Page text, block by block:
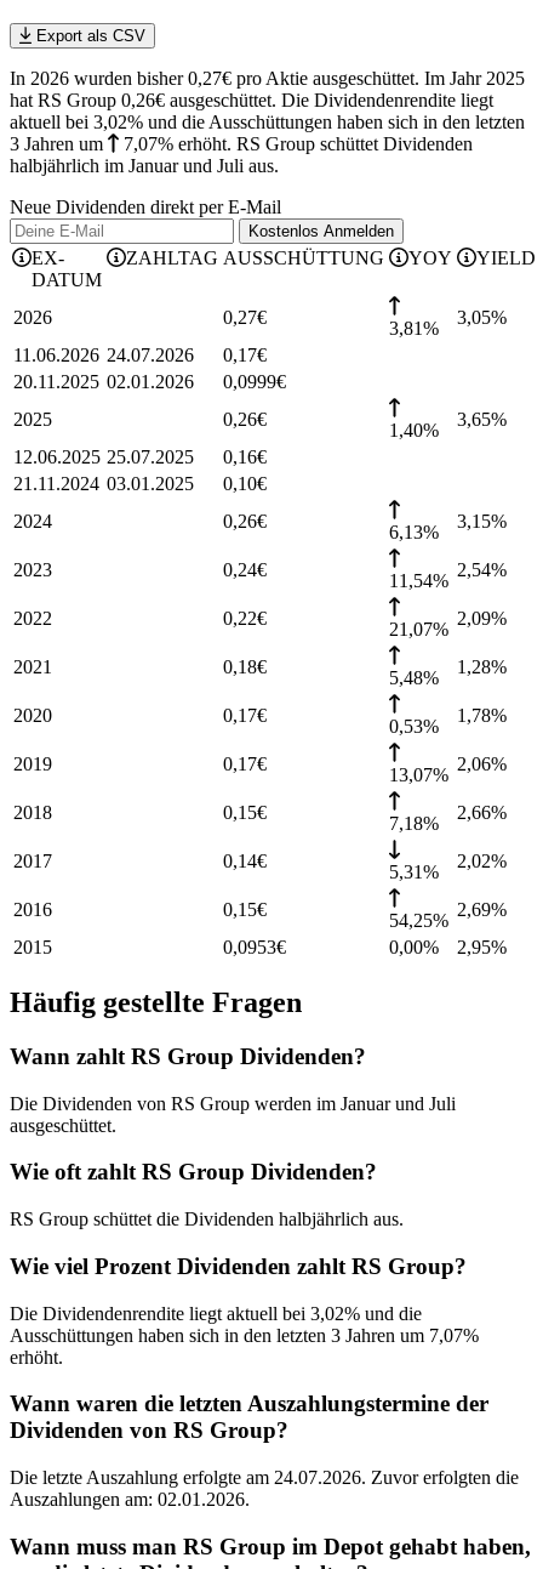
Export als CSV
In 2026 wurden bisher 0,27€ pro Aktie ausgeschüttet. Im Jahr 2025
hat RS Group 0,26€ ausgeschüttet. Die Dividendenrendite liegt
aktuell bei 3,02% und die Ausschüttungen haben sich in den letzten
3 Jahren um 7,07% erhöht. RS Group schüttet Dividenden
halbjährlich im Januar und Juli aus.
Neue Dividenden direkt per E-Mail
Kostenlos Anmelden
EX-
DATUM
ZAHLTAG AUSSCHÜTTUNG YOY YIELD
2026 0,27€
3,81%
3,05%
11.06.2026 24.07.2026 0,17€
20.11.2025 02.01.2026 0,0999€
2025
0,26€
1,40%
3,65%
12.06.2025 25.07.2025 0,16€
21.11.2024 03.01.2025 0,10€
2024
0,26€
6,13%
3,15%
2023 0,24€
11,54%
2,54%
2022 0,22€
21,07%
2,09%
2021 0,18€
5,48%
1,28%
2020 0,17€
0,53%
1,78%
2019 0,17€
13,07%
2,06%
2018 0,15€
7,18%
2,66%
2017 0,14€
5,31%
2,02%
2016 0,15€
54,25%
2,69%
2015
0,0953€ 0,00% 2,95%
Häufig gestellte Fragen
Wann zahlt RS Group Dividenden?
Die Dividenden von RS Group werden im Januar und Juli
ausgeschüttet.
Wie oft zahlt RS Group Dividenden?
RS Group schüttet die Dividenden halbjährlich aus.
Wie viel Prozent Dividenden zahlt RS Group?
Die Dividendenrendite liegt aktuell bei 3,02% und die
Ausschüttungen haben sich in den letzten 3 Jahren um 7,07%
erhöht.
Wann waren die letzten Auszahlungstermine der
Dividenden von RS Group?
Die letzte Auszahlung erfolgte am 24.07.2026. Zuvor erfolgten die
Auszahlungen am: 02.01.2026.
Wann muss man RS Group im Depot gehabt haben,